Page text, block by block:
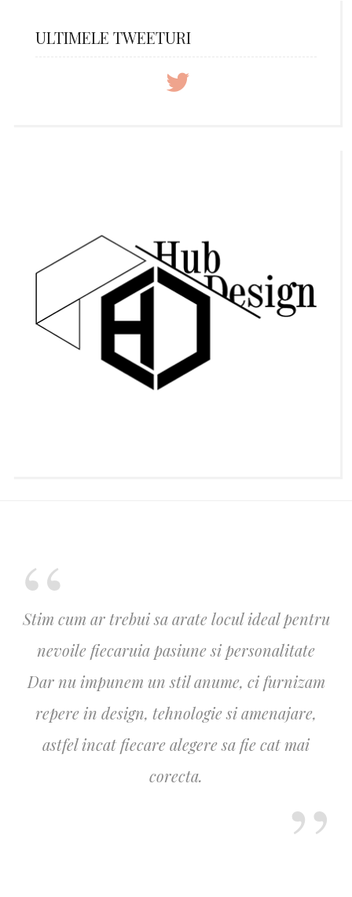
ULTIMELE TWEETURI
Stim cum ar trebui sa arate locul ideal pentru
nevoile fiecaruia pasiune si personalitate
Dar nu impunem un stil anume, ci furnizam
repere in design, tehnologie si amenajare,
astfel incat fiecare alegere sa fie cat mai
corecta.